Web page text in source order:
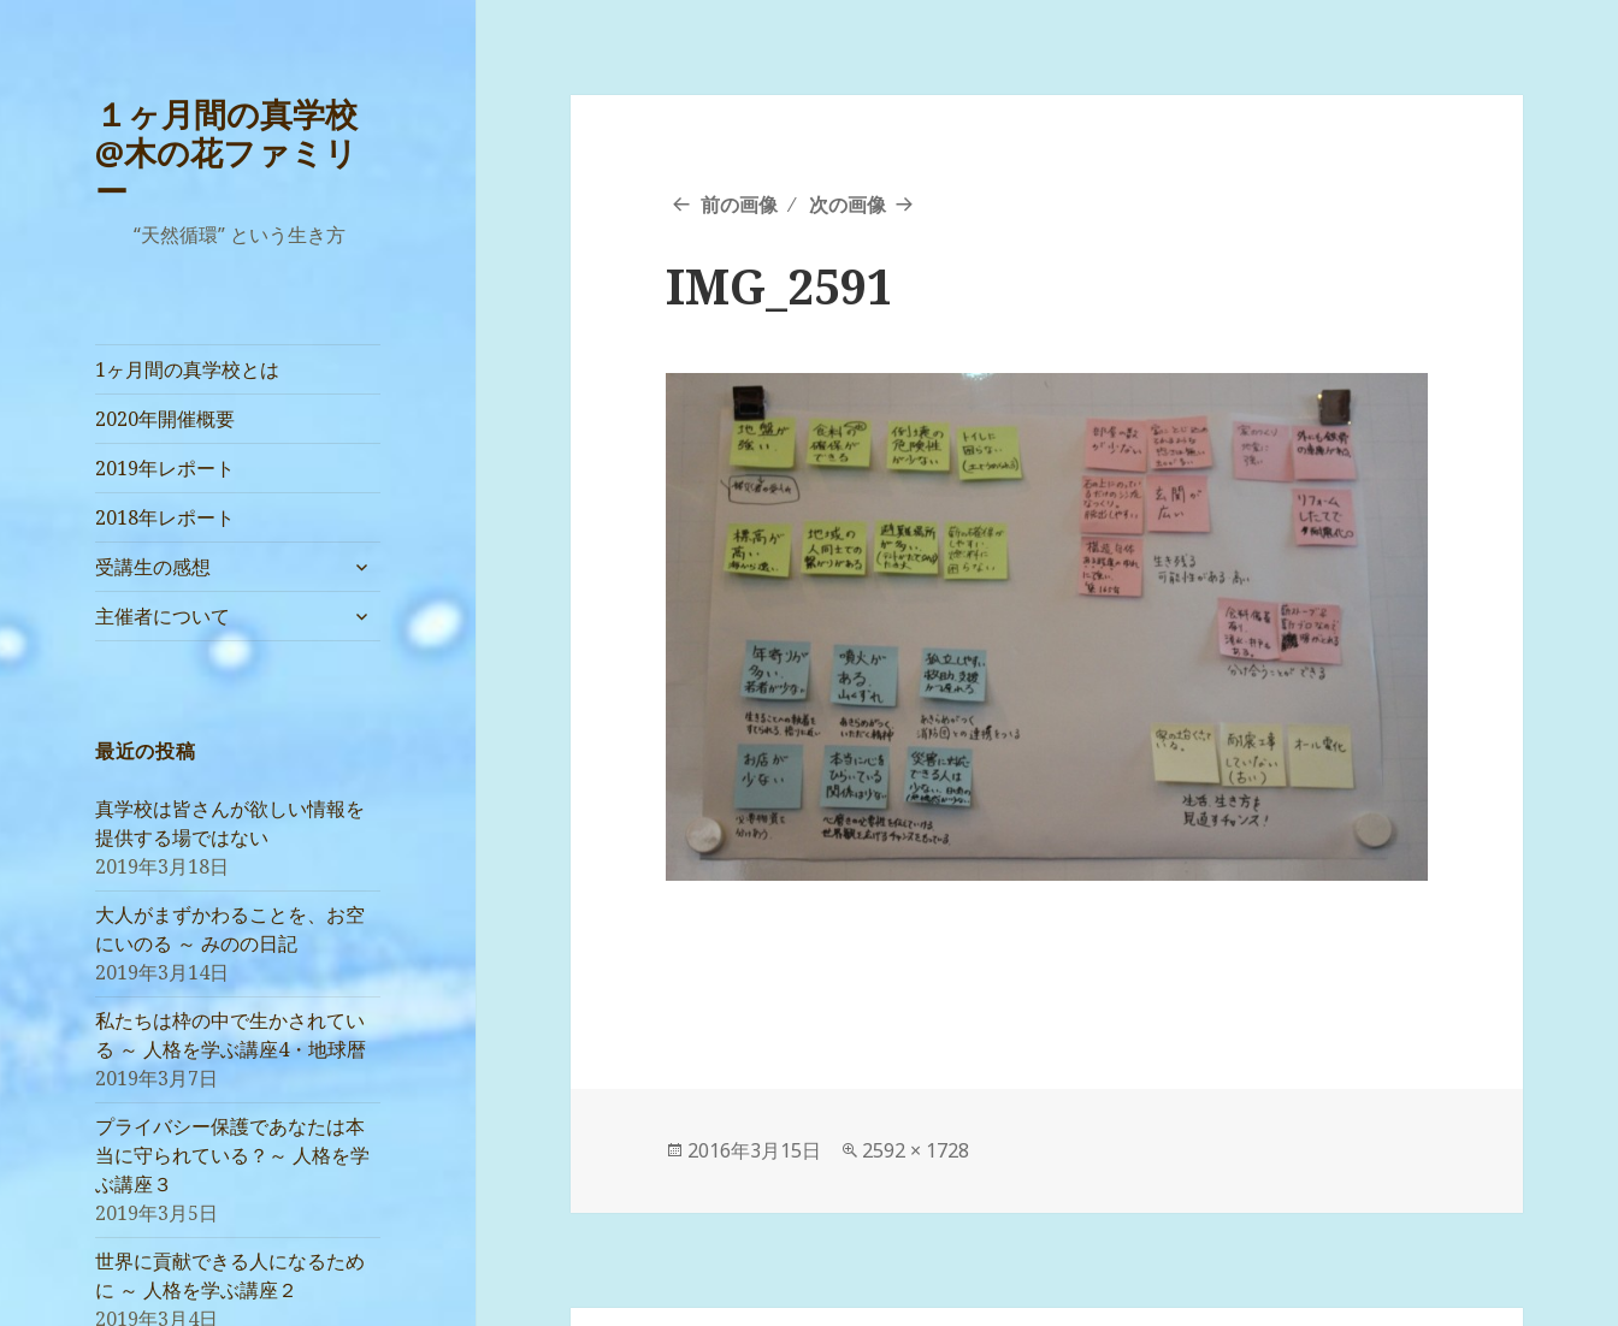
１ヶ月間の真学校
@木の花ファミリ
ー
“天然循環” という生き方
1ヶ月間の真学校とは
2020年開催概要
2019年レポート
2018年レポート
受講生の感想
サ
ブ
メ
ニ
主催者について
サ
ブ
展
最近の投稿
真学校は皆さんが欲しい情報を
提供する場ではない
2019年3月18日
大人がまずかわることを、お空
にいのる ～ みのの日記
2019年3月14日
私たちは枠の中で生かされてい
る ～ 人格を学ぶ講座4・地球暦
2019年3月7日
プライバシー保護であなたは本
当に守られている？～ 人格を学
ぶ講座３
2019年3月5日
世界に貢献できる人になるため
に ～ 人格を学ぶ講座２
2019年3月4日
前の画像 次の画像
IMG_2591
投
日:
2016年3月15日
フ
サ
2592 × 1728